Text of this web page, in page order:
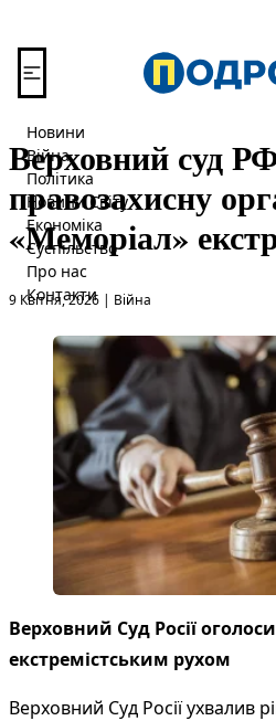
Новини
Війна
Політика
Новини Світу
Економіка
Суспільство
Про нас
Контакти
Верховний суд
правозахисну
«Меморіал»
9 Квітня, 2026 |
Опубліковано в
Війна
Верховний Суд Росії
екстремістським рухом
Верховний Суд Росії ухвалив